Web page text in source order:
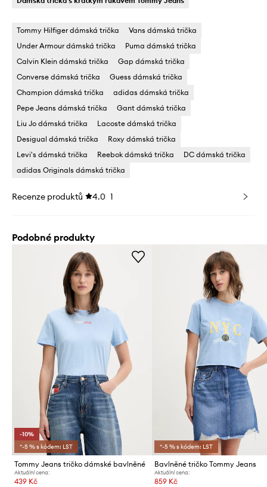
Tommy Hilfiger dámská trička
Vans dámská trička
Under Armour dámská trička
Puma dámská trička
Calvin Klein dámská trička
Gap dámská trička
Converse dámská trička
Guess dámská trička
Champion dámská trička
adidas dámská trička
Pepe Jeans dámská trička
Gant dámská trička
Liu Jo dámská trička
Lacoste dámská trička
Desigual dámská trička
Roxy dámská trička
Levi's dámská trička
Reebok dámská trička
DC dámská trička
adidas Originals dámská trička
Recenze produktů 4.0 1
Podobné produkty
-10%
*-5 % s kódem: LST
Tommy Jeans tričko dámské bavlněné
Aktuální cena:
439 Kč
*-5 % s kódem: LST
Bavlněné tričko Tommy Jeans
Aktuální cena:
859 Kč